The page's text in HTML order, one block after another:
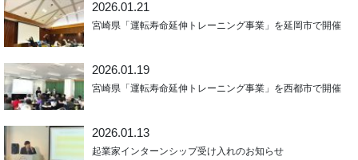
2026.01.21
宮崎県「運転寿命延伸トレーニング事業」を延岡市で開催
2026.01.19
宮崎県「運転寿命延伸トレーニング事業」を西都市で開催
2026.01.13
起業家インターンシップ受け入れのお知らせ